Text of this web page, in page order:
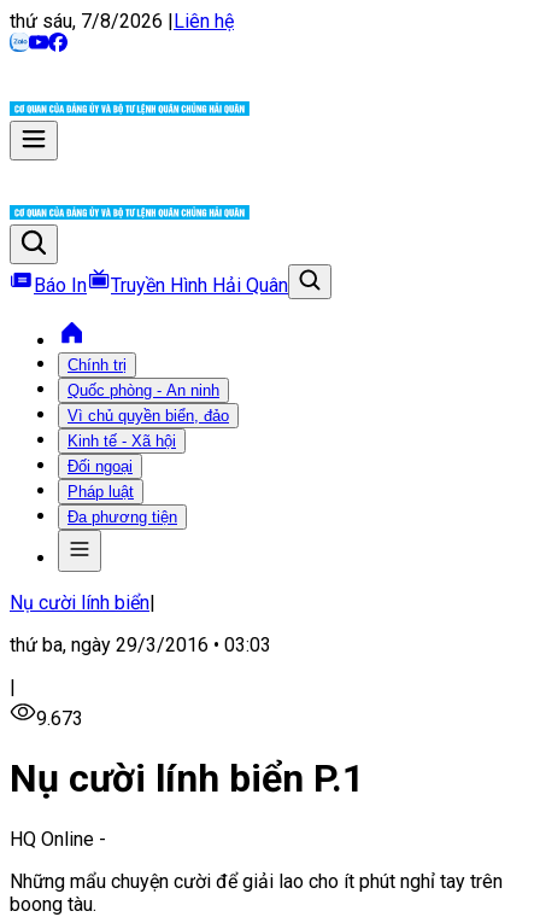
thứ sáu, 7/8/2026 |Liên hệ
Báo In Truyền Hình Hải Quân
Chính trị
Quốc phòng - An ninh
Vì chủ quyền biển, đảo
Kinh tế - Xã hội
Đối ngoại
Pháp luật
Đa phương tiện
Nụ cười lính biển|
thứ ba, ngày 29/3/2016 • 03:03
|
9.673
Nụ cười lính biển P.1
HQ Online -
Những mẩu chuyện cười để giải lao cho ít phút nghỉ tay trên
boong tàu.